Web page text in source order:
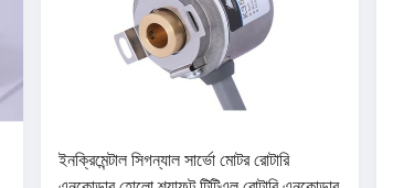
ইনক্রিমেন্টাল সিগন্যাল সার্ভো মোটর রোটারি